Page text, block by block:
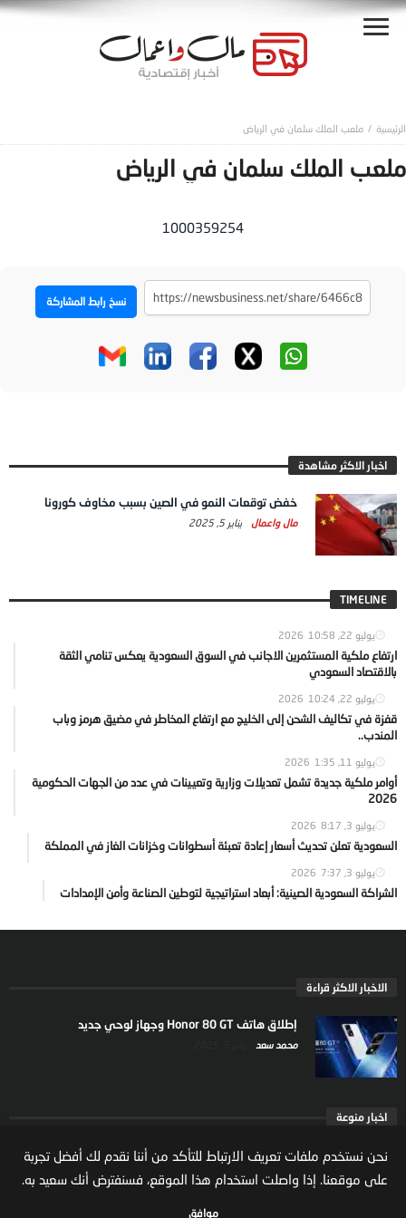
ملعب الملك سلمان في الرياض
ملعب الملك سلمان في الرياض
1000359254
نسخ رابط المشاركة
اخبار الاكثر مشاهدة
خفض توقعات النمو في الصين بسبب مخاوف كورونا
مال واعمال يناير 5, 2025
TIMELINE
يوليو 22, 2026 10:58
ارتفاع ملكية المستثمرين الاجانب في السوق السعودية يعكس تنامي الثقة
بالاقتصاد السعودي
يوليو 22, 2026 10:24
قفزة في تكاليف الشحن إلى الخليج مع ارتفاع المخاطر في مضيق هرمز وباب
المندب..
يوليو 11, 2026 1:35
أوامر ملكية جديدة تشمل تعديلات وزارية وتعيينات في عدد من الجهات الحكومية
2026
يوليو 3, 2026 8:17
السعودية تعلن تحديث أسعار إعادة تعبئة أسطوانات وخزانات الغاز في المملكة
يوليو 3, 2026 7:37
الشراكة السعودية الصينية: أبعاد استراتيجية لتوطين الصناعة وأمن الإمدادات
الاخبار الاكثر قراءة
إطلاق هاتف Honor 80 GT وجهاز لوحي جديد
محمد سعد
اخبار منوعة
ارتفاع ملكية المستثمرين الاجانب في السوق السعودية
مال واعمال
نحن نستخدم ملفات تعريف الارتباط للتأكد من أننا نقدم لك أفضل تجربة
على موقعنا. إذا واصلت استخدام هذا الموقع، فسنفترض أنك سعيد به.
موافق